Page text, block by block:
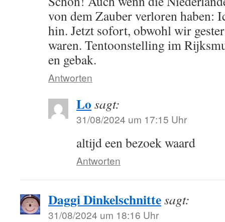
von dem Zauber verloren haben:
hin. Jetzt sofort, obwohl wir
waren. Tentoonstelling im
en gebak.
Antworten
Lo sagt:
31/08/2024 um 17:15 Uhr
altijd een bezoek waard
Antworten
Daggi Dinkelschnittesagt:
31/08/2024 um 18:16 Uhr